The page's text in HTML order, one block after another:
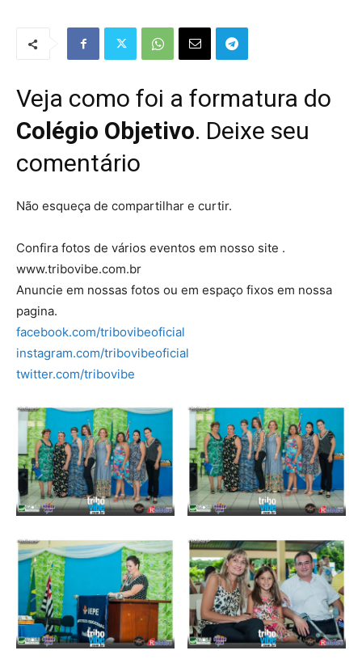
Veja como foi a formatura do
Colégio Objetivo. Deixe seu
comentário
Não esqueça de compartilhar e curtir.
Confira fotos de vários eventos em nosso site .
www.tribovibe.com.br
Anuncie em nossas fotos ou em espaço fixos em nossa
pagina.
facebook.com/tribovibeoficial
instagram.com/tribovibeoficial
twitter.com/tribovibe